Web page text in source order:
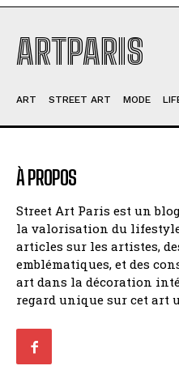
ARTPARIS
ART STREET ART MODE
À PROPOS
Street Art Paris est un
la valorisation du
articles sur les artistes,
emblématiques, et des
art dans la décoration
regard unique sur cet art